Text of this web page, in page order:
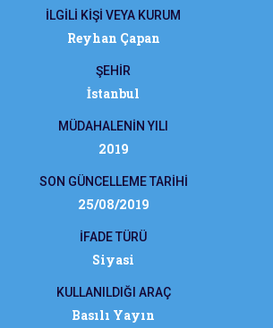
İLGİLİ KİŞİ VEYA KURUM
Reyhan Çapan
ŞEHİR
İstanbul
MÜDAHALENİN YILI
2019
SON GÜNCELLEME TARİHİ
25/08/2019
İFADE TÜRÜ
Siyasi
KULLANILDIĞI ARAÇ
Basılı Yayın